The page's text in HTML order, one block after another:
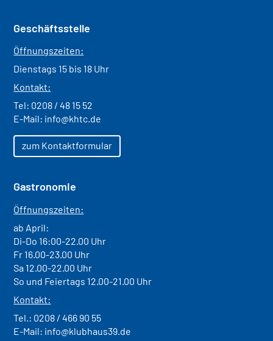
Geschäftsstelle
Öffnungszeiten:
Dienstags 15 bis 18 Uhr
Kontakt:
Tel: 0208 / 48 15 52
E-Mail: info@khtc.de
zum Kontaktformular
Gastronomie
Öffnungszeiten:
ab April:
Di-Do 16:00-22.00 Uhr
Fr 16.00-23.00 Uhr
Sa 12.00-22.00 Uhr
So und Feiertags 12.00-21.00 Uhr
Kontakt:
Tel.: 0208 / 466 90 55
E-Mail: info@klubhaus39.de